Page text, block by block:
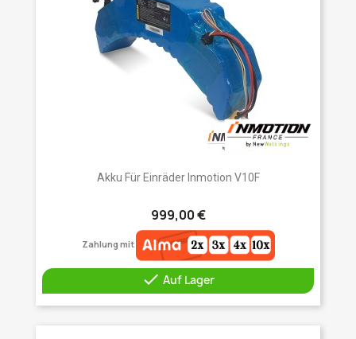
Akku Für Einräder Inmotion V10F
999,00 €
Zahlung mit
 Auf Lager